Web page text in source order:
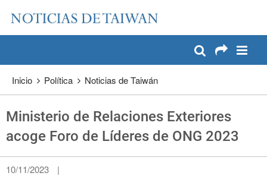
Pase a contenido principal
Inicio Política Noticias de Taiwán
Ministerio de Relaciones Exteriores
acoge Foro de Líderes de ONG 2023
10/11/2023 |